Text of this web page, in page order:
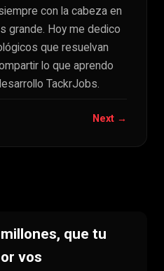
con la cabeza en
grande. Hoy me dedico
que resuelvan
lo que aprendo
TackrJobs.
Next →
que tu
vos